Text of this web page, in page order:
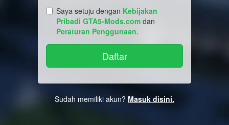
Saya setuju dengan Kebijakan
Pribadi GTA5-Mods.com dan
Peraturan Penggunaan.
Sudah memiliki akun? Masuk disini.